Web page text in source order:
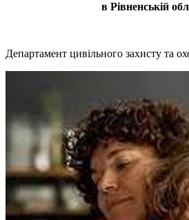
в Рівненській
Департамент цивільного захисту та